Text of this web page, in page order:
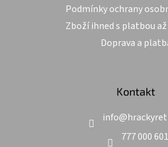
Podmínky ochrany
Zboží ihned s platbou až
Doprava a
Kontakt
info@
777 000 601